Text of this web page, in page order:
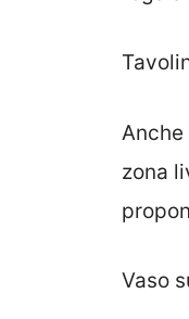
zona
Vaso